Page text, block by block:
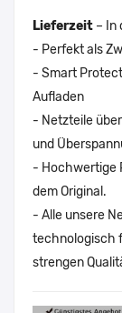
Lieferzeit – In
- Perfekt als
- Smart
Aufladen
- Netzteile
und
- Hochwertige
dem Original.
- Alle unsere
technologisch
strengen